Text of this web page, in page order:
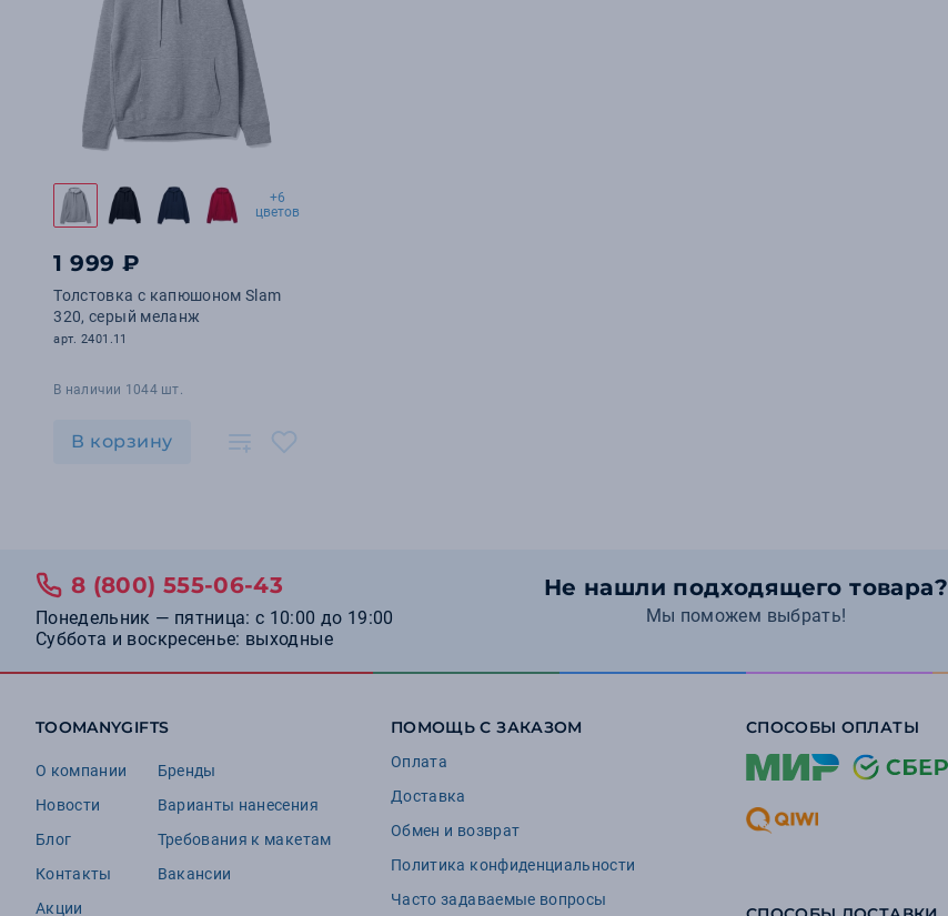
+6
цветов
1 999 ₽
Толстовка с капюшоном Slam
320, серый меланж
арт. 2401.11
В наличии 1044 шт.
В корзину
Не нашли подходящего товара?
Мы поможем выбрать!
8 (800) 555-06-43
Понедельник — пятница: с 10:00 до 19:00
Суббота и воскресенье: выходные
TOOMANYGIFTS
О компании
Новости
Блог
Контакты
Акции
Бренды
Варианты нанесения
Требования к макетам
Вакансии
ПОМОЩЬ С ЗАКАЗОМ
Оплата
Доставка
Обмен и возврат
Политика конфиденциальности
Часто задаваемые вопросы
СПОСОБЫ ОПЛАТЫ